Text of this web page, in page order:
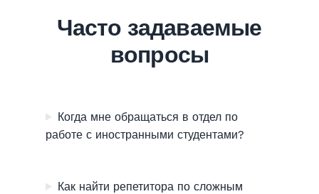
Часто задаваемые
вопросы
Когда мне обращаться в отдел по
работе с иностранными студентами?
Как найти репетитора по сложным